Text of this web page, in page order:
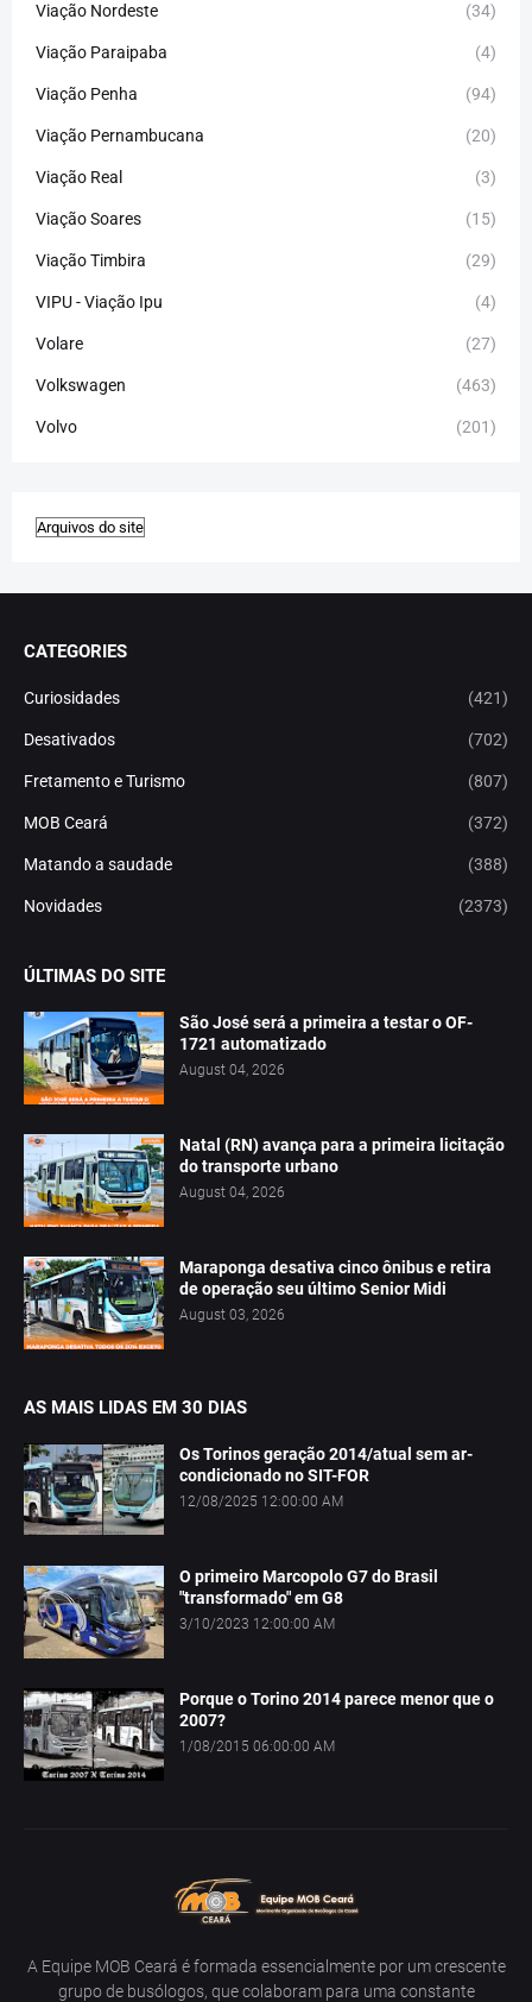
Viação Nordeste (34)
Viação Paraipaba (4)
Viação Penha (94)
Viação Pernambucana (20)
Viação Real (3)
Viação Soares (15)
Viação Timbira (29)
VIPU - Viação Ipu (4)
Volare (27)
Volkswagen (463)
Volvo (201)
CATEGORIES
Curiosidades (421)
Desativados (702)
Fretamento e Turismo (807)
MOB Ceará (372)
Matando a saudade (388)
Novidades (2373)
ÚLTIMAS DO SITE
São José será a primeira a testar o OF-
1721 automatizado
August 04, 2026
Natal (RN) avança para a primeira licitação
do transporte urbano
August 04, 2026
Maraponga desativa cinco ônibus e retira
de operação seu último Senior Midi
August 03, 2026
AS MAIS LIDAS EM 30 DIAS
Os Torinos geração 2014/atual sem ar-
condicionado no SIT-FOR
12/08/2025 12:00:00 AM
O primeiro Marcopolo G7 do Brasil
"transformado" em G8
3/10/2023 12:00:00 AM
Porque o Torino 2014 parece menor que o
2007?
1/08/2015 06:00:00 AM
A Equipe MOB Ceará é formada essencialmente por um crescente
grupo de busólogos, que colaboram para uma constante